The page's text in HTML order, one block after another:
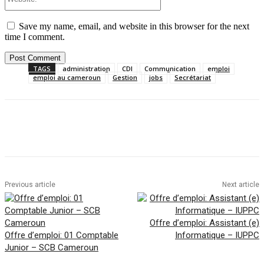
Save my name, email, and website in this browser for the next
time I comment.
TAGS administration CDI Communication
emploi
emploi au cameroun
Gestion jobs Secrétariat
Previous article
Offre d’emploi: 01 Comptable
Junior – SCB Cameroun
Next article
Offre d’emploi: Assistant (e)
Informatique – IUPPC